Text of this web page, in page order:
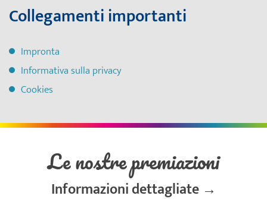
Collegamenti importanti
Impronta
Informativa sulla privacy
Cookies
Le nostre premiazioni
Informazioni dettagliate →